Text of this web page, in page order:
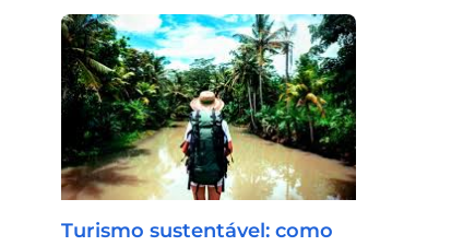
Turismo sustentável: como